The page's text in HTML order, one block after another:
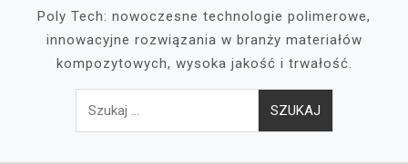
Poly Tech: nowoczesne technologie polimerowe,
innowacyjne rozwiązania w branży materiałów
kompozytowych, wysoka jakość i trwałość.
Szukaj: